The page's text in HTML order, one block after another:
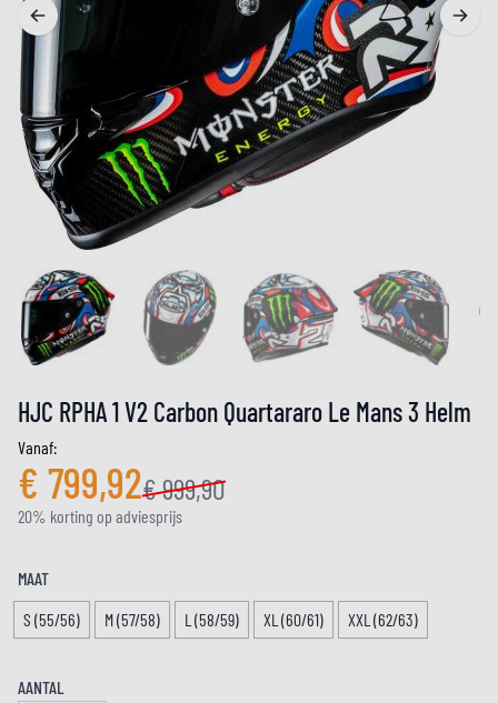
HJC RPHA 1 V2 Carbon Quartararo Le Mans 3 Helm
Vanaf:
€ 799,92€ 999,90
20% korting op adviesprijs
MAAT
S (55/56)
M (57/58) L (58/59) XL (60/61) XXL (62/63)
AANTAL